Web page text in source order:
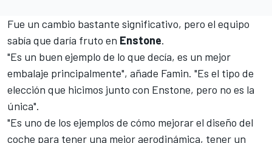
Fue un cambio bastante significativo, pero el equipo
sabía que daría fruto en Enstone.
"Es un buen ejemplo de lo que decía, es un mejor
embalaje principalmente", añade Famin. "Es el tipo de
elección que hicimos junto con Enstone, pero no es la
única".
"Es uno de los ejemplos de cómo mejorar el diseño del
coche para tener una mejor aerodinámica, tener un